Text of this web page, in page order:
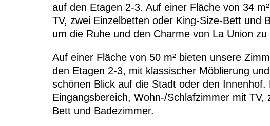
auf den Etagen 2-3. Auf einer Fläche von 34
TV, zwei Einzelbetten oder King-Size-Bett und
um die Ruhe und den Charme von La Union zu
Auf einer Fläche von 50 m² bieten unsere
den Etagen 2-3, mit klassischer Möblierung
schönen Blick auf die Stadt oder den
Eingangsbereich, Wohn-/Schlafzimmer mit TV,
Bett und Badezimmer.